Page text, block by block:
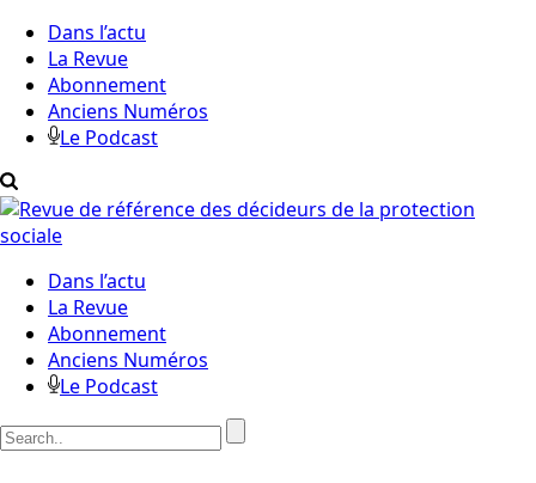
Dans l’actu
La Revue
Abonnement
Anciens Numéros
Le Podcast
Dans l’actu
La Revue
Abonnement
Anciens Numéros
Le Podcast